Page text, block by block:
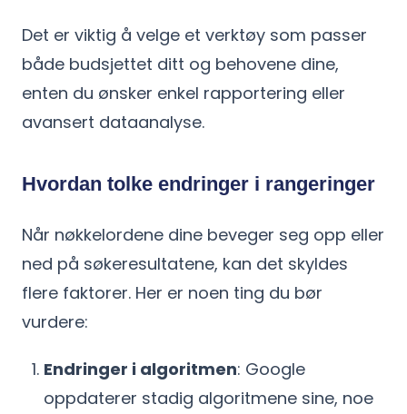
Det er viktig å velge et verktøy som passer
både budsjettet ditt og behovene dine,
enten du ønsker enkel rapportering eller
avansert dataanalyse.
Hvordan tolke endringer i rangeringer
Når nøkkelordene dine beveger seg opp eller
ned på søkeresultatene, kan det skyldes
flere faktorer. Her er noen ting du bør
vurdere:
Endringer i algoritmen: Google
oppdaterer stadig algoritmene sine, noe